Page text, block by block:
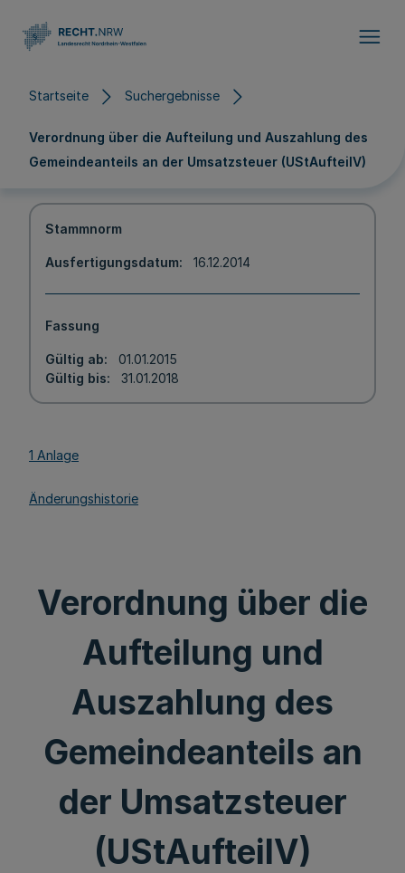
Startseite Suchergebnisse
Verordnung über die Aufteilung und Auszahlung des
Gemeindeanteils an der Umsatzsteuer (UStAufteilV)
Stammnorm
Ausfertigungsdatum 16.12.2014
Fassung
Gültig ab
01.01.2015
Gültig bis
31.01.2018
1 Anlage
Änderungshistorie
Verordnung über die
Aufteilung und
Auszahlung des
Gemeindeanteils an
der Umsatzsteuer
(UStAufteilV)